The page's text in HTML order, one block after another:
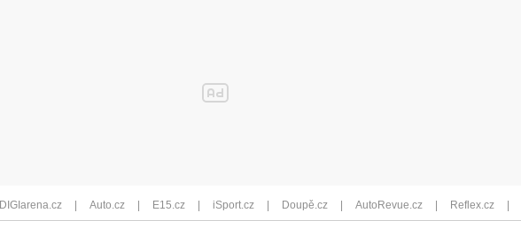
DIGIarena.cz Auto.cz E15.cz iSport.cz Doupě.cz AutoRevue.cz Reflex.cz